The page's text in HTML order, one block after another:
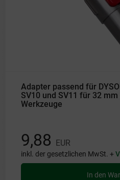
Adapter passend für
SV10 und SV11 für 32
Werkzeuge
9,88 EUR
inkl. der gesetzlichen MwSt. +
In den